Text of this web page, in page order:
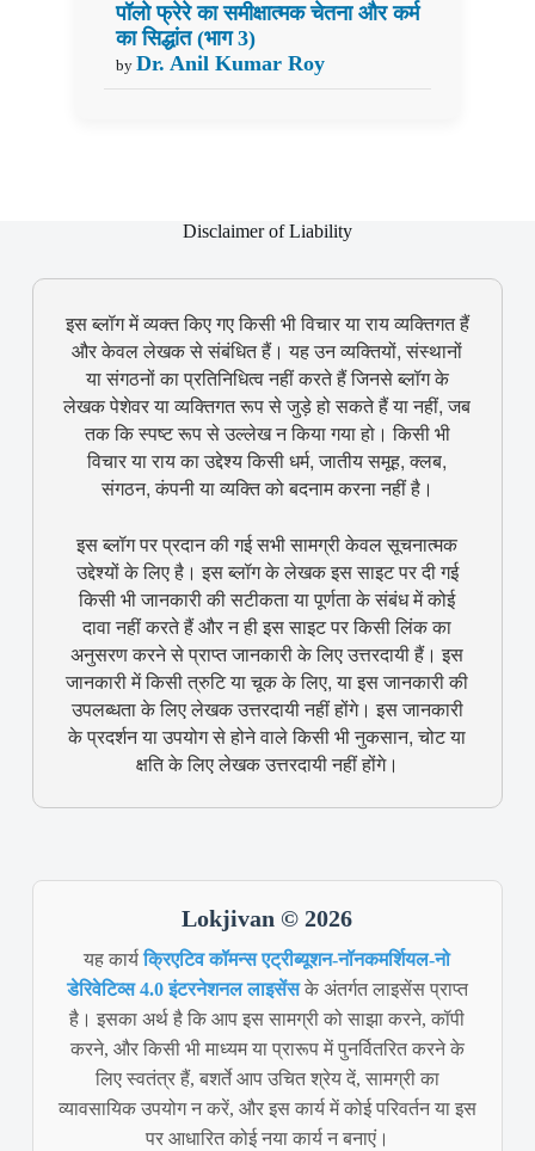
पॉलो फ्रेरे का समीक्षात्मक चेतना और कर्म
का सिद्धांत (भाग 3)
by Dr. Anil Kumar Roy
Disclaimer of Liability
इस ब्लॉग में व्यक्त किए गए किसी भी विचार या राय व्यक्तिगत हैं
और केवल लेखक से संबंधित हैं। यह उन व्यक्तियों, संस्थानों
या संगठनों का प्रतिनिधित्व नहीं करते हैं जिनसे ब्लॉग के
लेखक पेशेवर या व्यक्तिगत रूप से जुड़े हो सकते हैं या नहीं, जब
तक कि स्पष्ट रूप से उल्लेख न किया गया हो। किसी भी
विचार या राय का उद्देश्य किसी धर्म, जातीय समूह, क्लब,
संगठन, कंपनी या व्यक्ति को बदनाम करना नहीं है।
इस ब्लॉग पर प्रदान की गई सभी सामग्री केवल सूचनात्मक
उद्देश्यों के लिए है। इस ब्लॉग के लेखक इस साइट पर दी गई
किसी भी जानकारी की सटीकता या पूर्णता के संबंध में कोई
दावा नहीं करते हैं और न ही इस साइट पर किसी लिंक का
अनुसरण करने से प्राप्त जानकारी के लिए उत्तरदायी हैं। इस
जानकारी में किसी त्रुटि या चूक के लिए, या इस जानकारी की
उपलब्धता के लिए लेखक उत्तरदायी नहीं होंगे। इस जानकारी
के प्रदर्शन या उपयोग से होने वाले किसी भी नुकसान, चोट या
क्षति के लिए लेखक उत्तरदायी नहीं होंगे।
Lokjivan © 2026
यह कार्यक्रिएटिव कॉमन्स एट्रीब्यूशन-नॉनकमर्शियल-नो
डेरिवेटिव्स 4.0 इंटरनेशनल लाइसेंसके अंतर्गत लाइसेंस प्राप्त
है। इसका अर्थ है कि आप इस सामग्री को साझा करने, कॉपी
करने, और किसी भी माध्यम या प्रारूप में पुनर्वितरित करने के
लिए स्वतंत्र हैं, बशर्ते आप उचित श्रेय दें, सामग्री का
व्यावसायिक उपयोग न करें, और इस कार्य में कोई परिवर्तन या इस
पर आधारित कोई नया कार्य न बनाएं।